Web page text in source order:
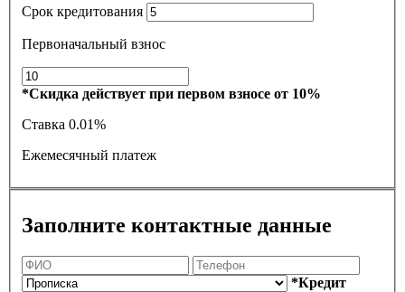
Срок кредитования
Первоначальный взнос
*Скидка действует при первом взносе от 10%
Ставка 0.01%
Ежемесячный платеж
Заполните контактные данные
*Кредит